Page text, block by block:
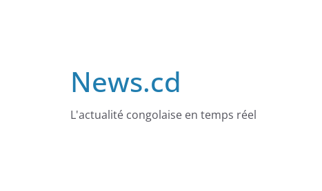
News.cd
L'actualité congolaise en temps réel